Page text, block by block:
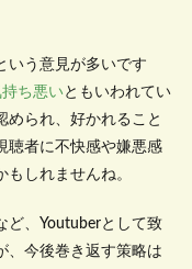
いう意見が多いです
ち悪い ともいわれてい
められ、好かれること
聴者に不快感や嫌悪感
しれませんね。
、 Youtuberとして致
、今後巻き返す策略は